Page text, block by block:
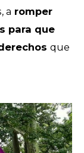
a romper
para que
que